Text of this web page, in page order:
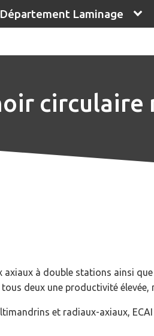
Département Laminage
à double stations ainsi
deux une productivité
et radiaux-axiaux,